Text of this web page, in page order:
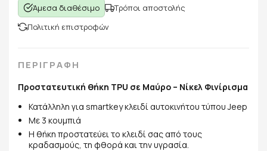
Άμεσα διαθέσιμο
Τρόποι αποστολής
Πολιτική επιστροφών
ΠΕΡΙΓΡΑΦΗ
Προστατευτική θήκη TPU σε Μαύρο – Νίκελ Φινίρισμα
Κατάλληλη για smartkey κλειδί αυτοκινήτου τύπου Jeep
Με 3 κουμπιά
Η θήκη προστατεύει το κλειδί σας από τους
κραδασμούς, τη φθορά και την υγρασία.